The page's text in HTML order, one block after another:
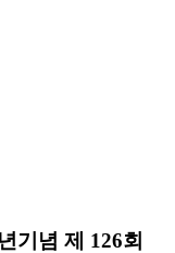
기념 제 126회